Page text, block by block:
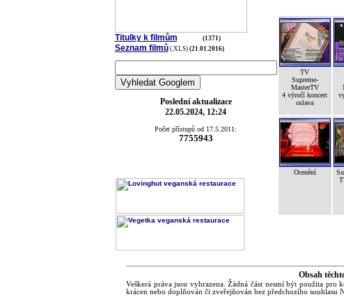
Titulky k filmům (1371)
Seznam filmů (.XLS) (21.01.2016)
Poslední aktualizace
22.05.2024, 12:24
Počet přístupů od 17.5.2011:
7755943
TV
Supreme-
MasterTV
4 výročí koncert
oslava
Ocenění
Obsah
Veškerá práva jsou vyhrazena. Žádná část nesmí být použita
krácen nebo doplňován či zveřejňován bez předchozího souhlasu